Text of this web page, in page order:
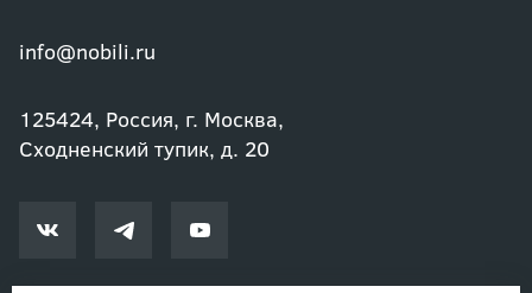
info@nobili.ru
125424, Россия, г. Москва,
Сходненский тупик, д. 20